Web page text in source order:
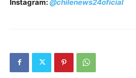
Instagram:@chilenews24oficial